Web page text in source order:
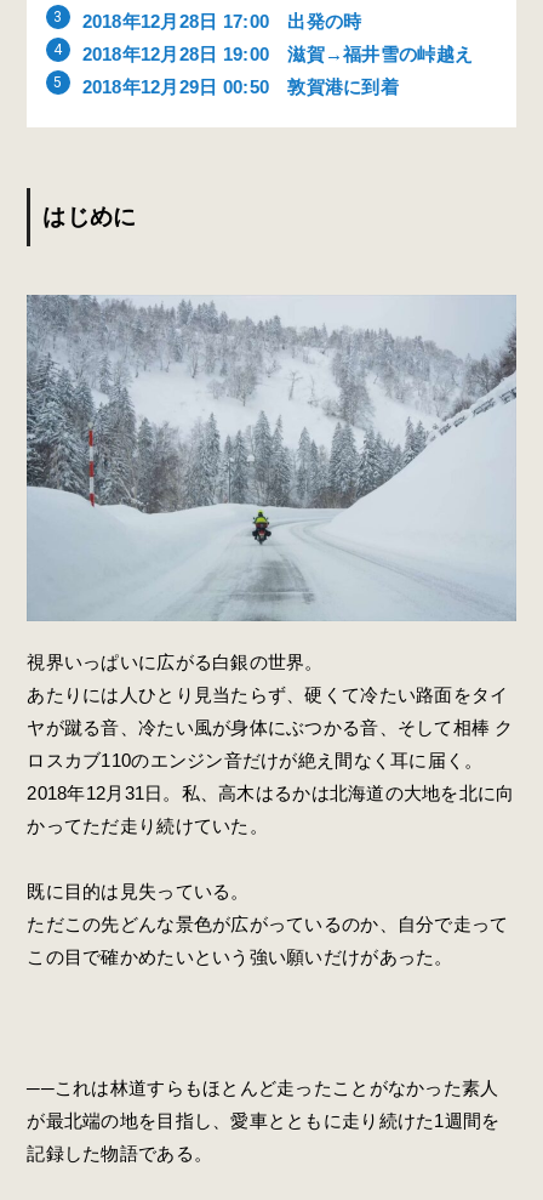
2018年12月28日 17:00 出発の時
2018年12月28日 19:00 滋賀→福井雪の峠越え
2018年12月29日 00:50 敦賀港に到着
はじめに
視界いっぱいに広がる白銀の世界。
あたりには人ひとり見当たらず、硬くて冷たい路面をタイ
ヤが蹴る音、冷たい風が身体にぶつかる音、そして相棒 ク
ロスカブ110のエンジン音だけが絶え間なく耳に届く。
2018年12月31日。私、高木はるかは北海道の大地を北に向
かってただ走り続けていた。
既に目的は見失っている。
ただこの先どんな景色が広がっているのか、自分で走って
この目で確かめたいという強い願いだけがあった。
──これは林道すらもほとんど走ったことがなかった素人
が最北端の地を目指し、愛車とともに走り続けた1週間を
記録した物語である。